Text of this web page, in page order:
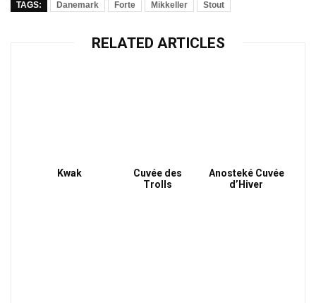
TAGS: Danemark Forte Mikkeller Stout
RELATED ARTICLES
Kwak
Cuvée des
Trolls
Anosteké Cuvée
d’Hiver